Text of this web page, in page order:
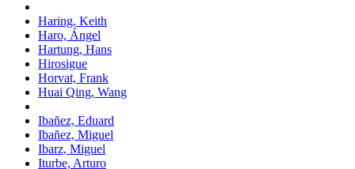
Haring, Keith
Haro, Ángel
Hartung, Hans
Hirosigue
Horvat, Frank
Huai Qing, Wang
Ibañez, Eduard
Ibañez, Miguel
Ibarz, Miguel
Iturbe, Arturo